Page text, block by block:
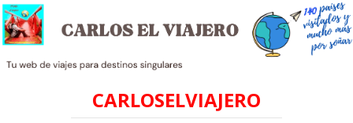
CARLOSELVIAJERO